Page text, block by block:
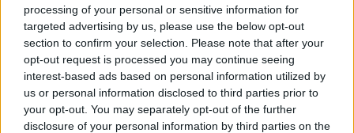
processing of your personal or sensitive information for
targeted advertising by us, please use the below opt-out
section to confirm your selection. Please note that after your
opt-out request is processed you may continue seeing
interest-based ads based on personal information utilized by
us or personal information disclosed to third parties prior to
your opt-out. You may separately opt-out of the further
disclosure of your personal information by third parties on the
Κώστας Φραγκολιάς: «Να
ενημερώσω την κυρία
Γκολεμά, που δεν γνωρίζει
τα οικονομικά μου, ότι έχω
βγει στον μόχθο και στο
μεροκάματο»
Μπρίτνεϊ Σπίαρς:
Αποκαλύψεις σοκ από
πρώην της Κέβιν
Φέντερλαϊν – «Τη
στο κρεβάτι με
κι έκαψε με χλωρίνη
μαλλιά του γιου